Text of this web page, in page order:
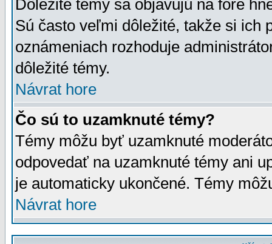
Dôležité témy sa objavujú na fóre
Sú často veľmi dôležité, takže si ich
oznámeniach rozhoduje
dôležité témy.
Návrat hore
Čo sú to uzamknuté témy?
Témy môžu byť uzamknuté
odpovedať na uzamknuté témy ani
je automaticky ukončené. Témy
Návrat hore